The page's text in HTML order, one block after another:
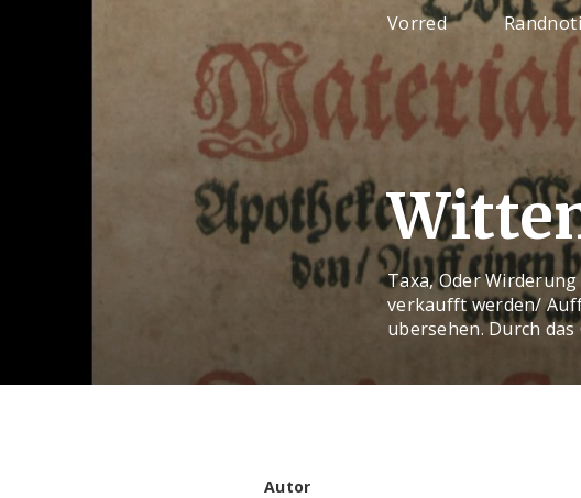
Vorred
Taxa, Oder
verkaufft werden/
ubersehen. Durch
Autor